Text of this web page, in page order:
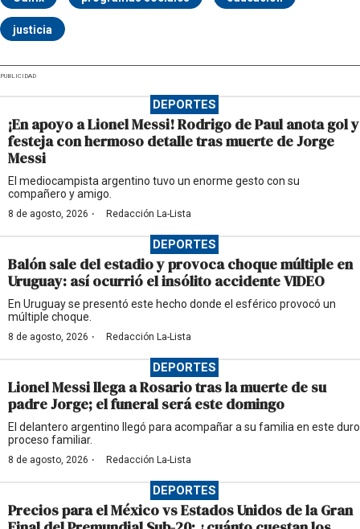
justicia
PUBLICIDAD
DEPORTES
¡En apoyo a Lionel Messi! Rodrigo de Paul anota gol y
festeja con hermoso detalle tras muerte de Jorge
Messi
El mediocampista argentino tuvo un enorme gesto con su
compañero y amigo.
8 de agosto, 2026 · Redacción La-Lista
DEPORTES
Balón sale del estadio y provoca choque múltiple en
Uruguay: así ocurrió el insólito accidente VIDEO
En Uruguay se presentó este hecho donde el esférico provocó un
múltiple choque.
8 de agosto, 2026 · Redacción La-Lista
DEPORTES
Lionel Messi llega a Rosario tras la muerte de su
padre Jorge; el funeral será este domingo
El delantero argentino llegó para acompañar a su familia en este duro
proceso familiar.
8 de agosto, 2026 · Redacción La-Lista
DEPORTES
Precios para el México vs Estados Unidos de la Gran